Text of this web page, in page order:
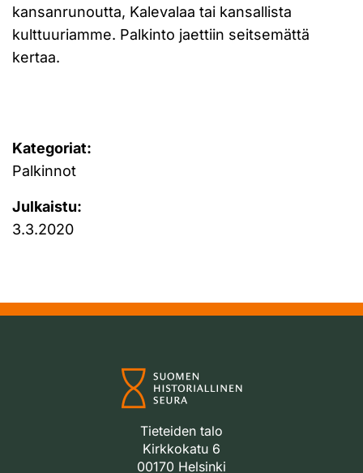
kansanrunoutta, Kalevalaa tai kansallista
kulttuuriamme. Palkinto jaettiin seitsemättä
kertaa.
Kategoriat:
Palkinnot
Julkaistu:
3.3.2020
Tieteiden talo
Kirkkokatu 6
00170 Helsinki